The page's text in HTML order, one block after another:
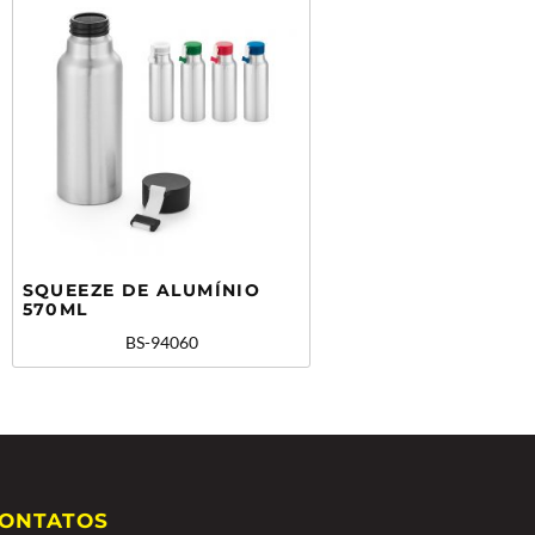
SQUEEZE DE ALUMÍNIO
570ML
BS-94060